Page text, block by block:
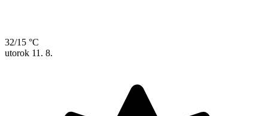
32/15 °C
utorok 11. 8.